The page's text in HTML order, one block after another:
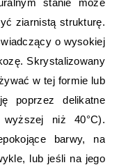
stanie może
ziarnistą strukturę.
o wysokiej
Skrystalizowany
w tej formie lub
poprzez delikatne
niż 40°C).
barwy, na
lub jeśli na jego